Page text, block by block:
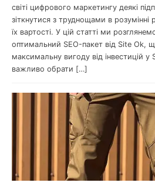
світі цифрового маркетингу деякі
зіткнутися з труднощами в розумінні
їх вартості. У цій статті ми
оптимальний SEO-пакет від Site Ok,
максимальну вигоду від інвестицій
важливо обрати […]